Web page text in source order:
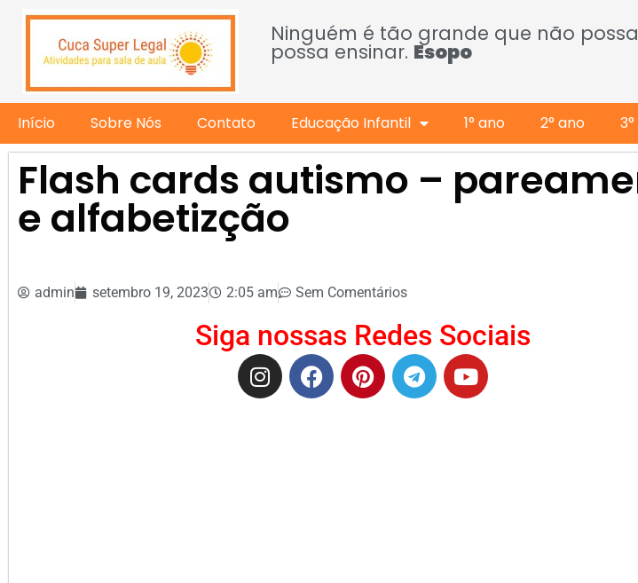
Ninguém é tão grande que não
possa ensinar. Esopo
Início Sobre Nós Contato Educação Infantil 1° ano 2° ano
Flash cards autismo –
e alfabetizção
admin setembro 19, 2023 2:05 am Sem Comentários
Siga nossas Redes Sociais